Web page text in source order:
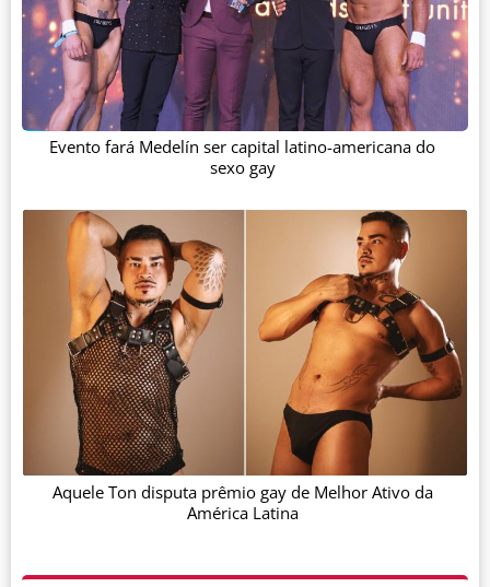
Evento fará Medelín ser capital latino-americana do
sexo gay
Aquele Ton disputa prêmio gay de Melhor Ativo da
América Latina